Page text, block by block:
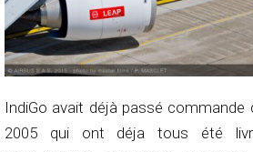
IndiGo avait déjà passé commande
2005 qui ont déja tous été